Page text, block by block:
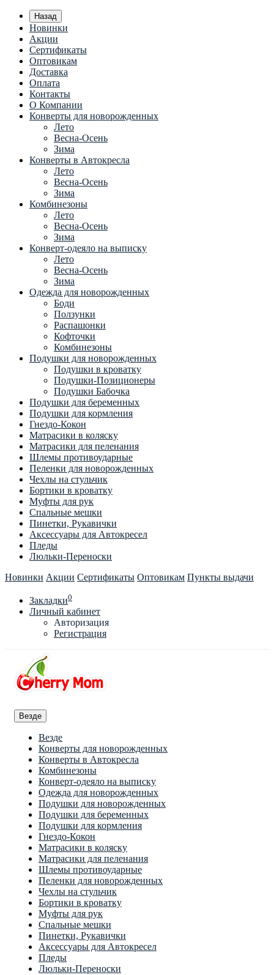
Назад
Новинки
Акции
Сертификаты
Оптовикам
Доставка
Оплата
Контакты
О Компании
Конверты для новорожденных
Лето
Весна-Осень
Зима
Конверты в Автокресла
Лето
Весна-Осень
Зима
Комбинезоны
Лето
Весна-Осень
Зима
Конверт-одеяло на выписку
Лето
Весна-Осень
Зима
Одежда для новорожденных
Боди
Ползунки
Распашонки
Кофточки
Комбинезоны
Подушки для новорожденных
Подушки в кроватку
Подушки-Позиционеры
Подушки Бабочка
Подушки для беременных
Подушки для кормления
Гнездо-Кокон
Матрасики в коляску
Матрасики для пеленания
Шлемы противоударные
Пеленки для новорожденных
Чехлы на стульчик
Бортики в кроватку
Муфты для рук
Спальные мешки
Пинетки, Рукавички
Аксессуары для Автокресел
Пледы
Люльки-Переноски
Новинки Акции Сертификаты Оптовикам Пункты выдачи
Закладки0
Личный кабинет
Авторизация
Регистрация
Везде
Везде
Конверты для новорожденных
Конверты в Автокресла
Комбинезоны
Конверт-одеяло на выписку
Одежда для новорожденных
Подушки для новорожденных
Подушки для беременных
Подушки для кормления
Гнездо-Кокон
Матрасики в коляску
Матрасики для пеленания
Шлемы противоударные
Пеленки для новорожденных
Чехлы на стульчик
Бортики в кроватку
Муфты для рук
Спальные мешки
Пинетки, Рукавички
Аксессуары для Автокресел
Пледы
Люльки-Переноски